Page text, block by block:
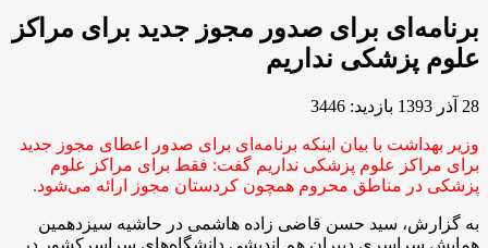
برنامه‌ای برای صدور مجوز جدید برای مراکز
علوم پزشکی نداریم
28 آذر 1393 بازدید: 3446
وزیر بهداشت با بیان اینکه برنامه‌ای برای صدور اعطای مجوز جدید
برای مراکز علوم پزشکی نداریم گفت: فقط برای مراکز علوم
پزشکی در مناطق محروم همچون کردستان مجوز ارائه می‌شود.
به گزارش، سید حسن قاضی زاده هاشمی در حاشیه سیزدهمین